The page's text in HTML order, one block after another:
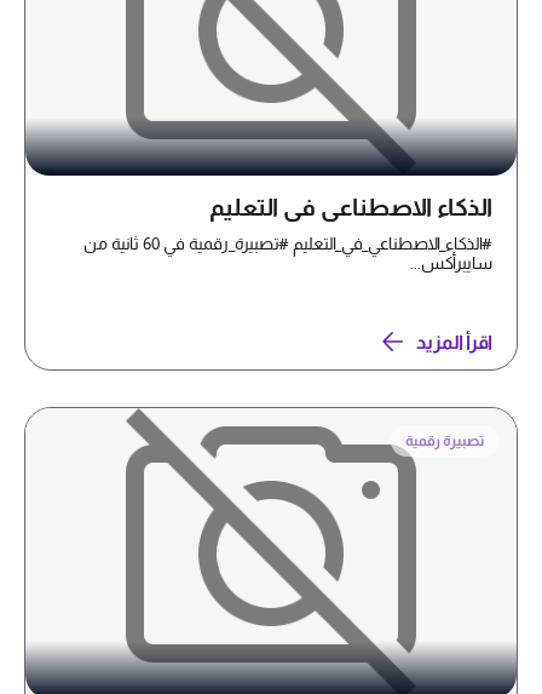
الذكاء الاصطناعي في التعليم
#الذكاء_الاصطناعي_في_التعليم #تصبيرة_رقمية في 60 ثانية من
سايبرأكس...
اقرأ المزيد
تصبيرة رقمية